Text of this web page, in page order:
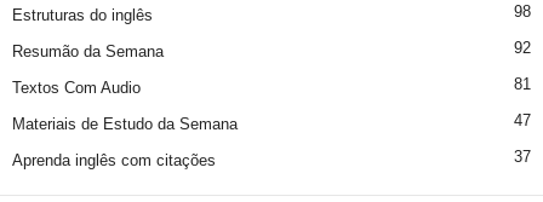
Estruturas do inglês 98
Resumão da Semana 92
Textos Com Audio 81
Materiais de Estudo da Semana 47
Aprenda inglês com citações 37